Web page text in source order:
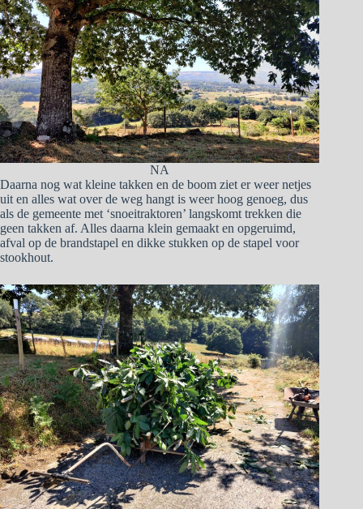
NA
Daarna nog wat kleine takken en de boom ziet er weer netjes
uit en alles wat over de weg hangt is weer hoog genoeg, dus
als de gemeente met ‘snoeitraktoren’ langskomt trekken die
geen takken af. Alles daarna klein gemaakt en opgeruimd,
afval op de brandstapel en dikke stukken op de stapel voor
stookhout.